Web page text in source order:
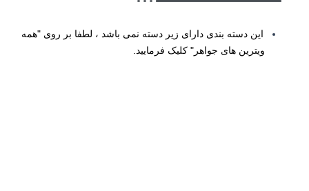
این دسته بندی دارای زیر دسته نمی باشد ، لطفا بر روی "همه
ویترین های جواهر" کلیک فرمایید.